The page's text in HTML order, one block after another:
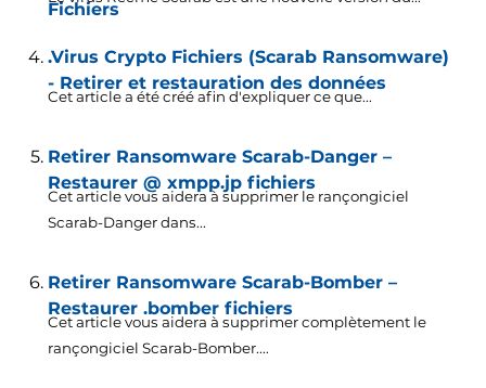
Fichiers
.Virus Crypto Fichiers (Scarab Ransomware)
- Retirer et restauration des données
Cet article a été créé afin d'expliquer ce que...
Retirer Ransomware Scarab-Danger –
Restaurer @ xmpp.jp fichiers
Cet article vous aidera à supprimer le rançongiciel
Scarab-Danger dans...
Retirer Ransomware Scarab-Bomber –
Restaurer .bomber fichiers
Cet article vous aidera à supprimer complètement le
rançongiciel Scarab-Bomber....